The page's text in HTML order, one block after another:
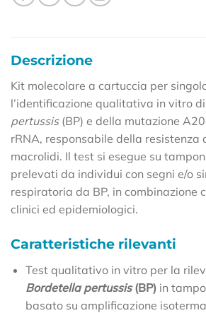
Descrizione
Kit molecolare a cartuccia per
l’identificazione qualitativa in vitro di
pertussis (BP) e della mutazione
rRNA, responsabile della resistenza
macrolidi. Il test si esegue su
prelevati da individui con segni e/o
respiratoria da BP, in combinazione
clinici ed epidemiologici.
Caratteristiche rilevanti
Test qualitativo in vitro per la
Bordetella pertussis(BP)in
basato su amplificazione isoterma